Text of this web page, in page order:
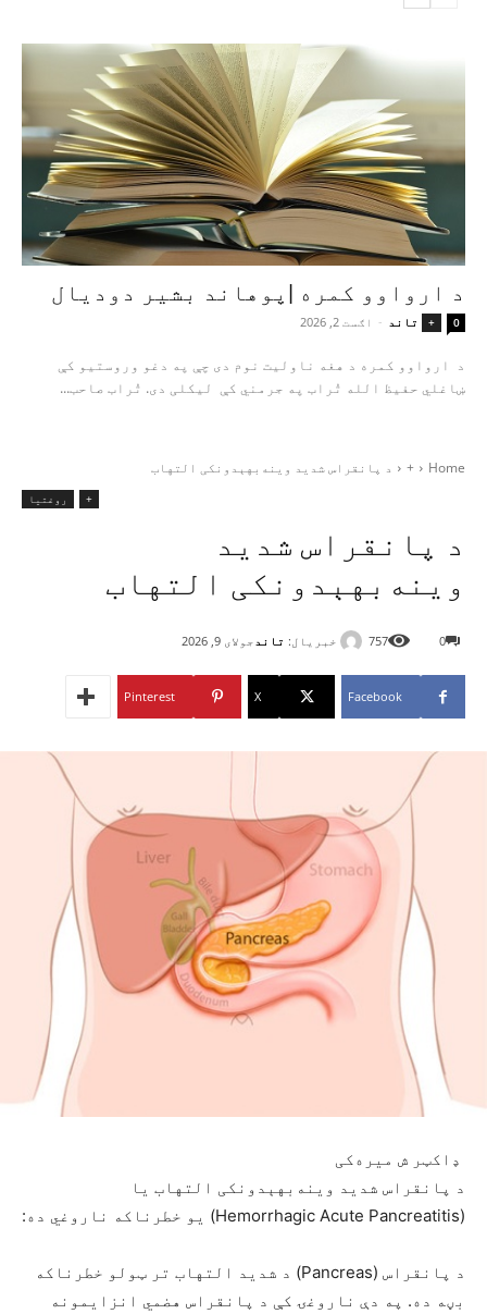
د ارواوو کمره |پوهاند بشیر دودیال
+ تاند - اګست 2, 2026 0
د ارواوو کمره د هغه ناولیت نوم دی چې په دغو وروستیو کې
ښاغلي حفیظ الله تُراب په جرمني کې لیکلی دی. تُراب صاحب...